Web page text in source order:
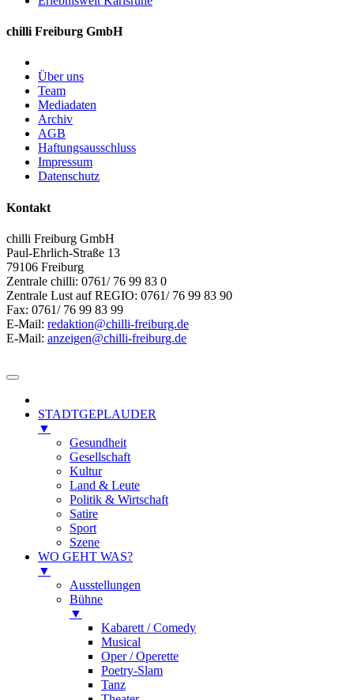
chilli Freiburg GmbH
Über uns
Team
Mediadaten
Archiv
AGB
Haftungsausschluss
Impressum
Datenschutz
Kontakt
chilli Freiburg GmbH
Paul-Ehrlich-Straße 13
79106 Freiburg
Zentrale chilli: 0761/ 76 99 83 0
Zentrale Lust auf REGIO: 0761/ 76 99 83 90
Fax: 0761/ 76 99 83 99
E-Mail: redaktion@chilli-freiburg.de
E-Mail: anzeigen@chilli-freiburg.de
STADTGEPLAUDER
▼
Gesundheit
Gesellschaft
Kultur
Land & Leute
Politik & Wirtschaft
Satire
Sport
Szene
WO GEHT WAS?
▼
Ausstellungen
Bühne
▼
Kabarett / Comedy
Musical
Oper / Operette
Poetry-Slam
Tanz